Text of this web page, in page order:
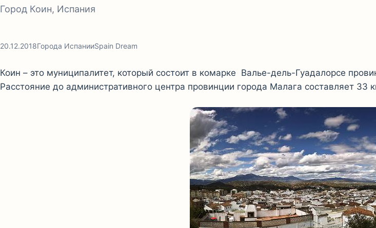
Город Коин, Испания
20.12.2018Города ИспанииSpain Dream
Коин – это муниципалитет, который состоит в комарке Валье-дель-Гуадалорсе
Расстояние до административного центра провинции города Малага составляет 33